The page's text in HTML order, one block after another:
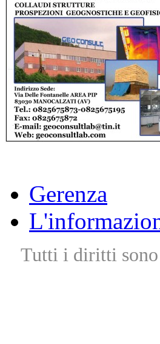
Gerenza
Tutti i diritti sono